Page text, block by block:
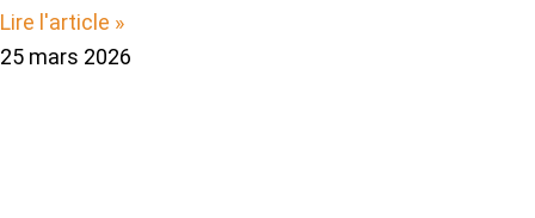
Lire l'article »
25 mars 2026